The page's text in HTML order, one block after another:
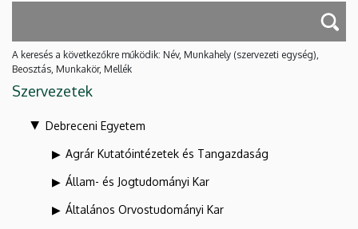
A keresés a következőkre működik: Név, Munkahely (szervezeti egység),
Beosztás, Munkakör, Mellék
Szervezetek
Debreceni Egyetem
Agrár Kutatóintézetek és Tangazdaság
Állam- és Jogtudományi Kar
Általános Orvostudományi Kar